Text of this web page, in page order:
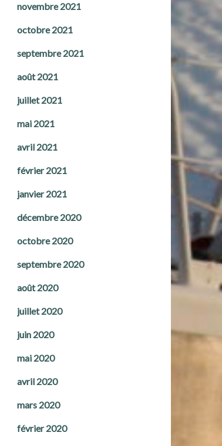
novembre 2021
octobre 2021
septembre 2021
août 2021
juillet 2021
mai 2021
avril 2021
février 2021
janvier 2021
décembre 2020
octobre 2020
septembre 2020
août 2020
juillet 2020
juin 2020
mai 2020
avril 2020
mars 2020
février 2020